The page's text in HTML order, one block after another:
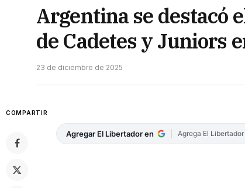
Argentina se destacó
de Cadetes y Juniors
23 de diciembre de 2025
COMPARTIR
Agregar El Libertador en Agrega El